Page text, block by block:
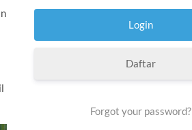
Daftar
Forgot your password?